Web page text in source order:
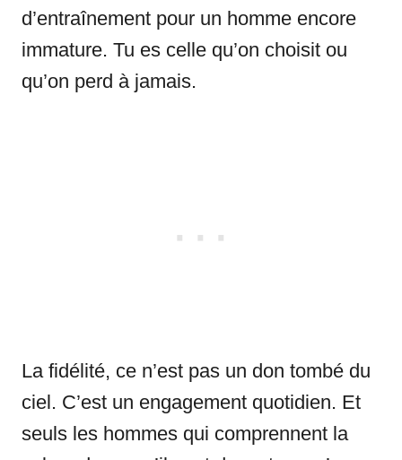
d’entraînement pour un homme encore
immature. Tu es celle qu’on choisit ou
qu’on perd à jamais.
La fidélité, ce n’est pas un don tombé du
ciel. C’est un engagement quotidien. Et
seuls les hommes qui comprennent la